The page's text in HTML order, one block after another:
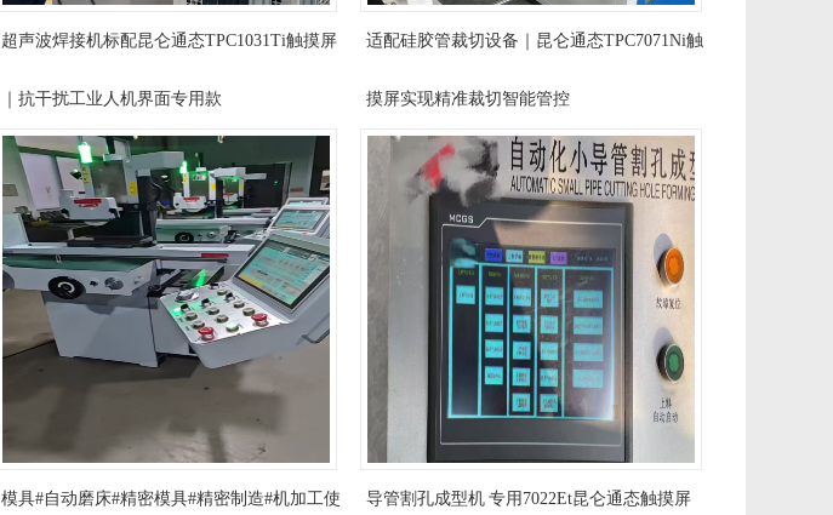
超声波焊接机标配昆仑通态TPC1031Ti触摸屏
｜抗干扰工业人机界面专用款
适配硅胶管裁切设备｜昆仑通态TPC7071Ni触
摸屏实现精准裁切智能管控
模具#自动磨床#精密模具#精密制造#机加工使 导管割孔成型机 专用7022Et昆仑通态触摸屏